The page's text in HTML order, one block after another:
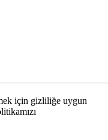
için gizliliğe uygun